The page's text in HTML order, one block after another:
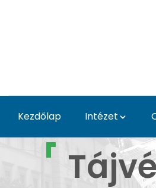
Kezdőlap Intézet
TVT